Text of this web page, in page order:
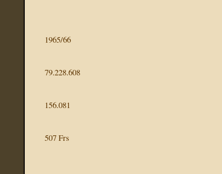
1965/66
79.228.608
156.081
507 Frs